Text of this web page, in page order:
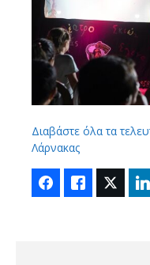
Διαβάστε όλα τα
Λάρνακας
FacebookLike Twitter